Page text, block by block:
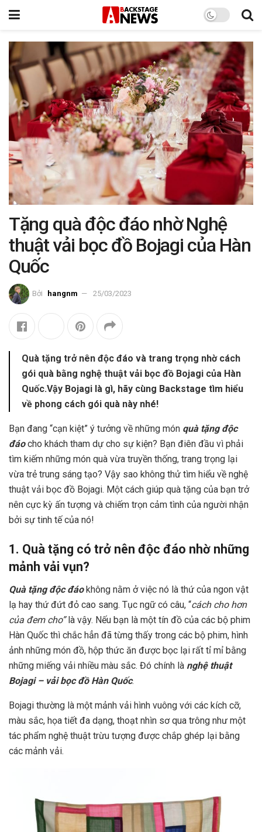
Tặng quà độc đáo nhờ Nghệ
thuật vải bọc đồ Bojagi của Hàn
Quốc
Bởi hangnm 25/03/2023
Quà tặng trở nên độc đáo và trang trọng nhờ cách
gói quà bằng nghệ thuật vải bọc đồ Bojagi của Hàn
Quốc.Vậy Bojagi là gì, hãy cùng Backstage tìm hiểu
về phong cách gói quà này nhé!
Bạn đang “cạn kiệt” ý tưởng về những món quà tặng độc
đáocho khách tham dự cho sự kiện? Bạn điên đầu vì phải
tìm kiếm những món quà vừa truyền thống, trang trọng lại
vừa trẻ trung sáng tạo? Vậy sao không thử tìm hiểu về nghệ
thuật vải bọc đồ Bojagi. Một cách giúp quà tặng của bạn trở
nên cực kỳ ấn tượng và chiếm trọn cảm tình của người nhận
bởi sự tinh tế của nó!
1. Quà tặng có trở nên độc đáo nhờ những
mảnh vải vụn?
Quà tặng độc đáo không nằm ở việc nó là thứ của ngon vật
lạ hay thứ đứt đỏ cao sang. Tục ngữ có câu, “cách cho hơn
của đem cho”là vậy. Nếu bạn là một tín đồ của các bộ phim
Hàn Quốc thì chắc hẳn đã từng thấy trong các bộ phim, hình
ảnh những món đồ, hộp thức ăn được bọc lại rất tỉ mỉ bằng
những miếng vải nhiều màu sắc. Đó chính là nghệ thuật
Bojagi – vải bọc đồ Hàn Quốc.
Bojagi thường là một mảnh vải hình vuông với các kích cỡ,
màu sắc, họa tiết đa dạng, thoạt nhìn sơ qua trông như một
tác phẩm nghệ thuật trừu tượng được chắp ghép lại bằng
các mảnh vải.